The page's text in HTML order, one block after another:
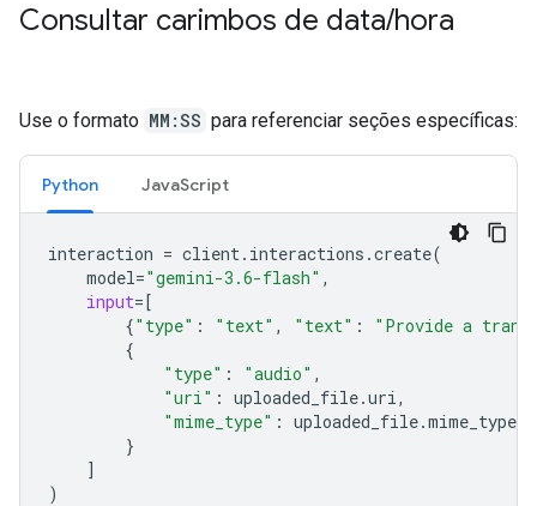
Consultar carimbos de data/hora
Use o formato MM:SS para referenciar seções específicas:
Python JavaScript
interaction = client . interactions .create(
model="gemini-3.6-flash" ,
input=[
{"type" : "text" , "text" :
"Provide a
{
"type" : "audio" ,
"uri" : uploaded_file.uri ,
"mime_type" : uploaded_file.mime_type
}
]
)